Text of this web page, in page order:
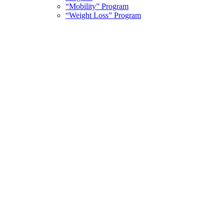
“Mobility” Program
“Weight Loss” Program